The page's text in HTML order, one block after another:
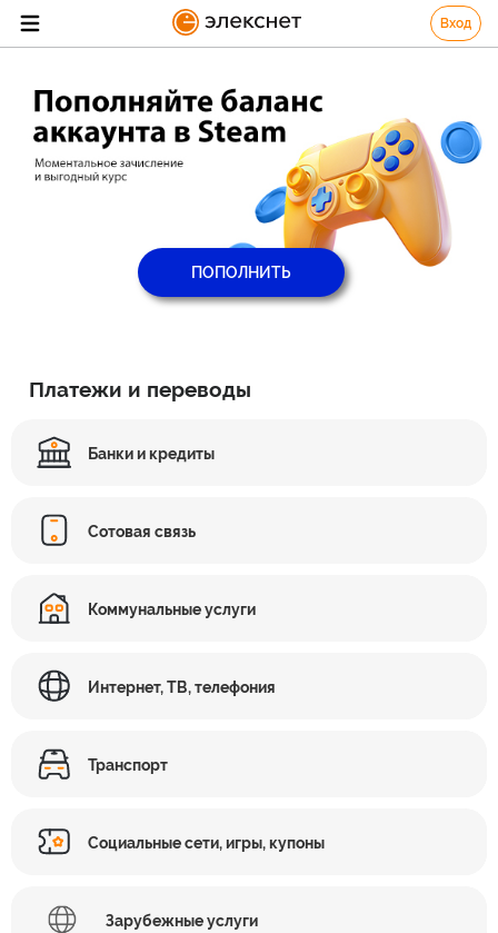
Вход
ПОПОЛНИТЬ
Платежи и переводы
Банки и кредиты
Сотовая связь
Коммунальные услуги
Интернет, ТВ, телефония
Транспорт
Социальные сети, игры, купоны
Зарубежные услуги